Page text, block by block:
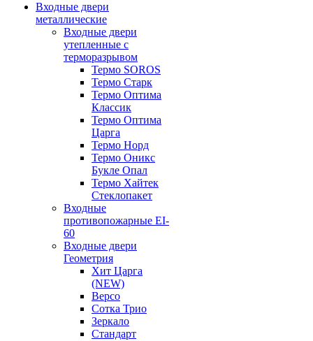
Входные двери
металлические
Входные двери
утепленные с
терморазрывом
Термо SOROS
Термо Старк
Термо Оптима
Классик
Термо Оптима
Царга
Термо Норд
Термо Оникс
Букле Опал
Термо Хайтек
Стеклопакет
Входные
противопожарные EI-
60
Входные двери
Геометрия
Хит Царга
(NEW)
Версо
Сотка Трио
Зеркало
Стандарт